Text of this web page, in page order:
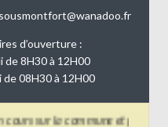
d’ouverture :
de 8H30 à 12H00
de 08H30 à 12H00
sur la commune et peuvent